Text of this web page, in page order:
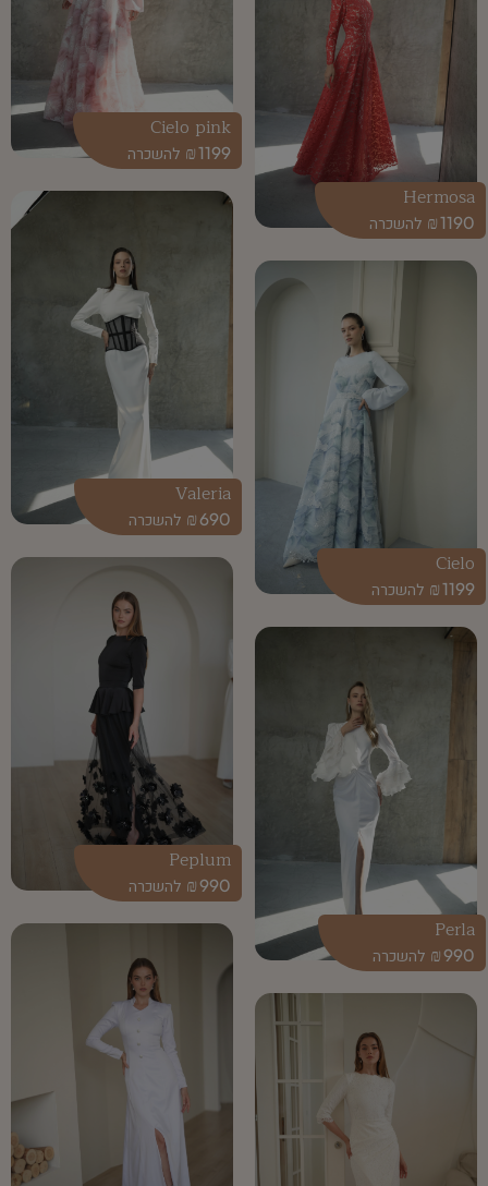
1190
₪
Hermosa
1199
₪
Cielo pink
1199
₪
Cielo
690
₪
Valeria
990
₪
Perla
990
₪
Peplum